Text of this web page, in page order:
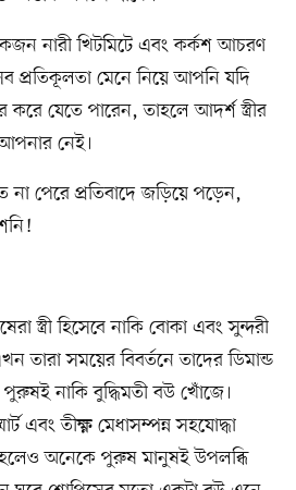
নারী খিটমিটে এবং কর্কশ আচরণ
প্রতিকূলতা মেনে নিয়ে আপনি যদি
যেতে পারেন, তাহলে আদর্শ স্ত্রীর
নেই।
পেরে প্রতিবাদে জড়িয়ে পড়েন,
স্ত্রী হিসেবে নাকি বোকা এবং সুন্দরী
তারা সময়ের বিবর্তনে তাদের ডিমান্ড
পুরুষই নাকি বুদ্ধিমতী বউ খোঁজে।
এবং তীক্ষ্ণ মেধাসম্পন্ন সহযোদ্ধা
অনেকে পুরুষ মানুষই উপলব্ধি